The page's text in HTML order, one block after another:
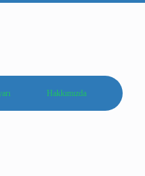
Hakkımızda